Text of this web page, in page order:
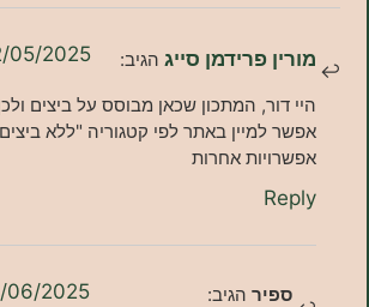
פרידמן סייג הגיב: 02/05/2025 בשעה 19:55
המתכון שכאן מבוסס על ביצים ולכן אין לי
למיין באתר לפי קטגוריה "ללא ביצים" ויש מגוון
אחרות
הגיב: 07/06/2025 בשעה 21:19